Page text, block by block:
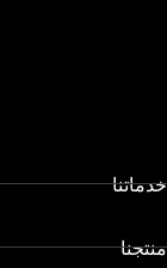
خدماتنا
منتجنا